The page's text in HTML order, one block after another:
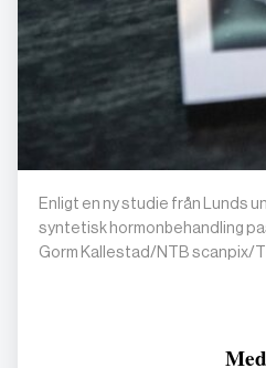
Enligt en ny studie från Lunds
syntetisk hormonbehandling
Gorm Kallestad/NTB scanpix/